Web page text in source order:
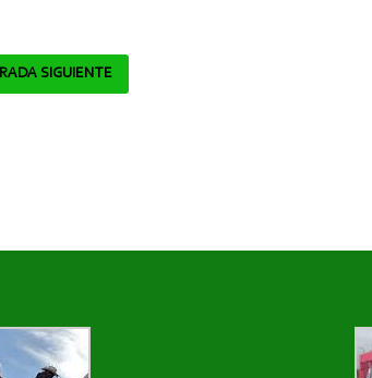
SIGUIENTE